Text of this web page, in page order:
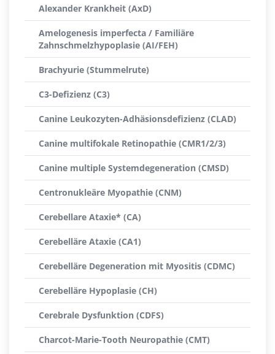
Alexander Krankheit (AxD)
Amelogenesis imperfecta / Familiäre
Zahnschmelzhypoplasie (AI/FEH)
Brachyurie (Stummelrute)
C3-Defizienz (C3)
Canine Leukozyten-Adhäsionsdefizienz (CLAD)
Canine multifokale Retinopathie (CMR1/2/3)
Canine multiple Systemdegeneration (CMSD)
Centronukleäre Myopathie (CNM)
Cerebellare Ataxie* (CA)
Cerebelläre Ataxie (CA1)
Cerebelläre Degeneration mit Myositis (CDMC)
Cerebelläre Hypoplasie (CH)
Cerebrale Dysfunktion (CDFS)
Charcot-Marie-Tooth Neuropathie (CMT)